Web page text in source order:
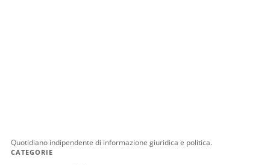
Quotidiano indipendente di informazione giuridica e politica.
CATEGORIE